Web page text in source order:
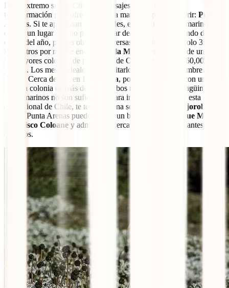
En el extremo sur de Chile, los paisajes sufren una gran
transformación para ofrecernos otra maravilla por descubrir: Punta
Arenas. Si te apasionan los animales, especialmente los marinos,
este es un lugar que no puedes dejar de visitar. Dependiendo de la
época del año, podrás observar diversas especies allí. A solo 35
kilómetros por mar se encuentra
Isla Magdalena
, hogar de una de
las mayores colonias de pingüinos de Chile, con más de 60,000
parejas. Los meses ideales para visitarlos son entre noviembre y
marzo. Cerca de ahí, en
Isla Marta, podrás encontrarte con una
ruidosa colonia de más de 1,000 lobos marinos. Si los pingüinos y
lobos marinos no son suficientes para impulsarte a visitar esta región
excepcional de Chile, te tenemos una sorpresa:
ballenas jorobadas
Desde Punta Arenas puedes tomar un bote hacia el
Parque Marino
Francisco Coloane y admirar de cerca a estos impresionantes
cetáceos.